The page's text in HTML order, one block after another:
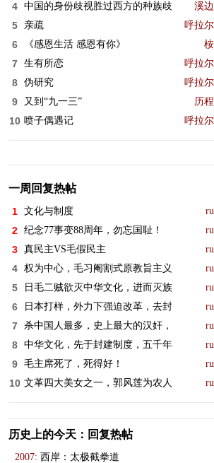
4 中国的身份歧视胜过西方的种族歧 溪
5 亲疏 呼拉
6 《感恩生活 感恩有你》
7 生有所恋 呼拉
8 伪研究 呼拉
9 又到“九一三” 历
10 喷子偶遇记 呼拉
一周回复热帖
1 文化与制度
2 纪念77事变88周年，勿忘国耻！
3 真民主VS毛假民主
4 权为中心，毛习阉割式原教旨主义
5 日毛二贼欲灭中华文化，进而灭族
6 日本打样，外力下强迫改革，去封
7 杀中国人最多，史上最大的汉奸，
8 中华文化，先于封建制度，五千年
9 毛主席死了，死得好！
10 文革四大美女之一，郭风莲为农人
历史上的今天：回复热帖
2007: 西岸：太极截拳道